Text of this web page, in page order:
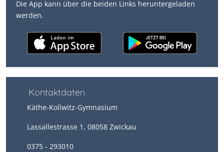
Die App kann über die beiden Links heruntergeladen
werden.
Kontaktdaten
Käthe-Kollwitz-Gymnasium
Lassallestrasse 1, 08058 Zwickau
0375 - 293010